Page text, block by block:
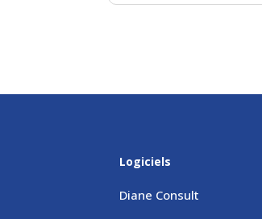
Logiciels
Diane Consult